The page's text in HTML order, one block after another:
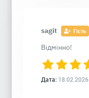
sagit Гість
Відмінно!
Дата: 18.02.2026